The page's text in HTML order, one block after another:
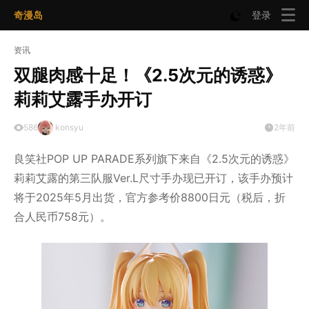
奇漫岛 登录
资讯
双腿肉感十足！《2.5次元的诱惑》
莉莉艾露手办开订
586 konsyu 2年前
良笑社POP UP PARADE系列旗下来自《2.5次元的诱惑》
莉莉艾露的第三队服Ver.L尺寸手办现已开订，该手办预计
将于2025年5月出货，官方参考价8800日元（税后，折
合人民币758元）。